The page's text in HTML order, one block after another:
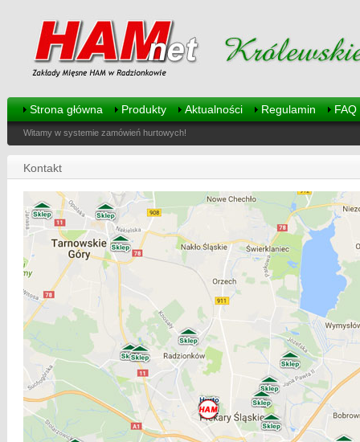
Strona główna Produkty Aktualności Regulamin FAQ
Witamy w systemie zamówień hurtowych!
Kontakt